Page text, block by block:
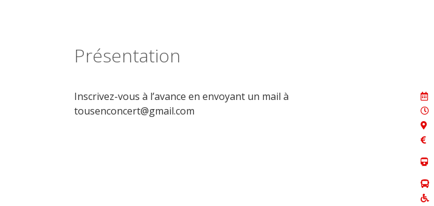
Présentation
Inscrivez-vous à l’avance en envoyant un mail à
tousenconcert@gmail.com